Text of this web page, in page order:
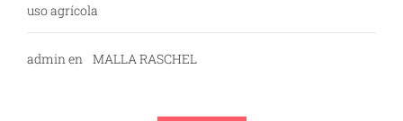
uso agrícola
adminen MALLA RASCHEL